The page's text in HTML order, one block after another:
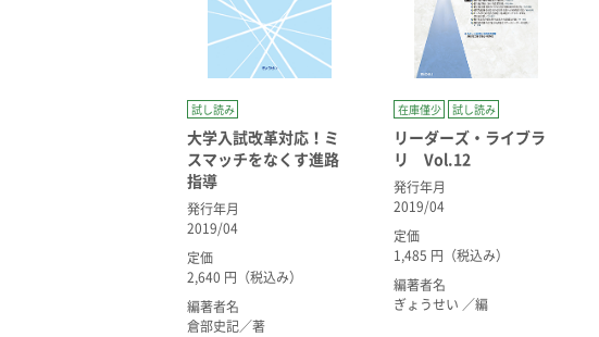
試し読み
大学入試改革対応！ミ
スマッチをなくす進路
指導
発行年月
2019/04
定価
2,640 円（税込み）
編著者名
倉部史記／著
在庫僅少 試し読み
リーダーズ・ライブラ
リ Vol.12
発行年月
2019/04
定価
1,485 円（税込み）
編著者名
ぎょうせい ／編